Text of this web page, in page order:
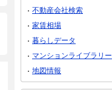
不動産会社検索
家賃相場
暮らしデータ
マンションライブラリー
地図情報